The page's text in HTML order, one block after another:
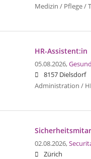
Medizin / Pflege /
HR-Assistent:in
05.08.2026,
8157 Dielsdorf
Administration /
02.08.2026,
Zürich